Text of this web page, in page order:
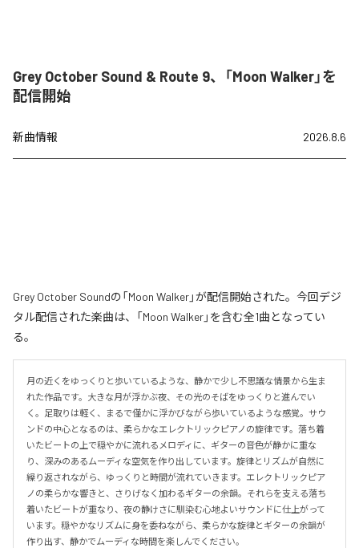
Grey October Sound & Route 9、「Moon Walker」を
配信開始
新曲情報 2026.8.6
Grey October Soundの「Moon Walker」が配信開始された。今回デジ
タル配信された楽曲は、「Moon Walker」を含む全1曲となってい
る。
月の近くをゆっくりと歩いているような、静かで少し不思議な情景から生ま
れた作品です。大きな月が浮かぶ夜、その光のそばをゆっくりと進んでい
く。足取りは軽く、まるで僅かに浮かびながら歩いているような感覚。サウ
ンドの中心となるのは、柔らかなエレクトリックピアノの旋律です。落ち着
いたビートの上で穏やかに流れるメロディに、ギターの音色が静かに重な
り、深みのあるムーディな空気を作り出しています。旋律とリズムが自然に
繰り返されながら、ゆっくりと時間が流れていきます。エレクトリックピア
ノの柔らかな響きと、さりげなく加わるギターの余韻。それらを支える落ち
着いたビートが重なり、夜の静けさに馴染む心地よいサウンドに仕上がって
います。穏やかなリズムに身を委ねながら、柔らかな旋律とギターの余韻が
作り出す、静かでムーディな時間を楽しんでください。